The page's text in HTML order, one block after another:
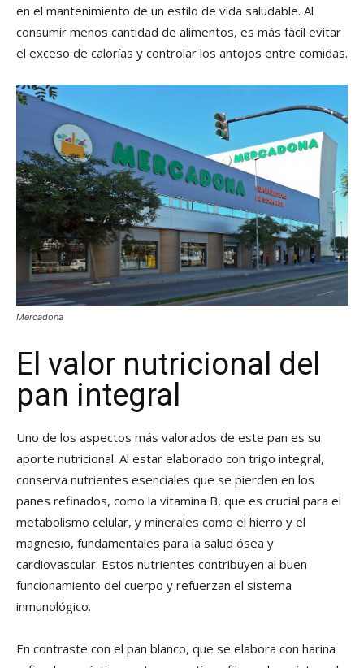
en el mantenimiento de un estilo de vida saludable. Al
consumir menos cantidad de alimentos, es más fácil evitar
el exceso de calorías y controlar los antojos entre comidas.
Mercadona
El valor nutricional del
pan integral
Uno de los aspectos más valorados de este pan es su
aporte nutricional. Al estar elaborado con trigo integral,
conserva nutrientes esenciales que se pierden en los
panes refinados, como la vitamina B, que es crucial para el
metabolismo celular, y minerales como el hierro y el
magnesio, fundamentales para la salud ósea y
cardiovascular. Estos nutrientes contribuyen al buen
funcionamiento del cuerpo y refuerzan el sistema
inmunológico.
En contraste con el pan blanco, que se elabora con harina